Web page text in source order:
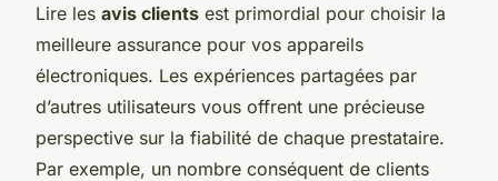
Lire les avis clients est primordial pour choisir la
meilleure assurance pour vos appareils
électroniques. Les expériences partagées par
d’autres utilisateurs vous offrent une précieuse
perspective sur la fiabilité de chaque prestataire.
Par exemple, un nombre conséquent de clients